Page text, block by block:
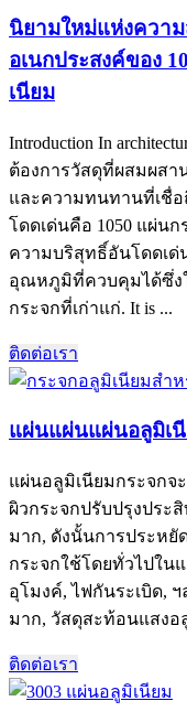
นิยามใหม่แห่งควา
อเนกประสงค์ของ
เนียม
Introduction In
ต้องการวัสดุที่ผสมผสา
และความทนทานที่เชื่อ
โดดเด่นคือ 1050 แผ่น
ความบริสุทธิ์อันโดดเด่
อุณหภูมิที่ควบคุมได้ซึ่ง
กระจกที่เก่าแก่. It is ...
ติดต่อเรา
แผ่นแผ่นแผ่นอลูมิเ
แผ่นอลูมิเนียมกระจกจ
ผิวกระจกปรับปรุงประ
มาก, ดังนั้นการประหยั
กระจกใช้โดยทั่วไปใน
อุโมงค์, ไฟกันระเบิด,
มาก, วัสดุสะท้อนแสงอ
ติดต่อเรา